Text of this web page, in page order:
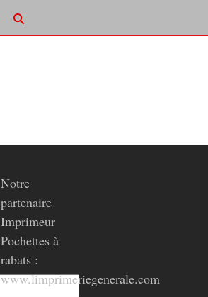
Notre
partenaire
Imprimeur
Pochettes à
rabats :
www.limprimeriegenerale.com